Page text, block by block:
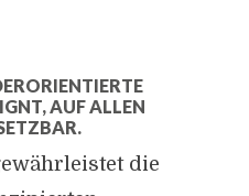
AUF ALLEN
die